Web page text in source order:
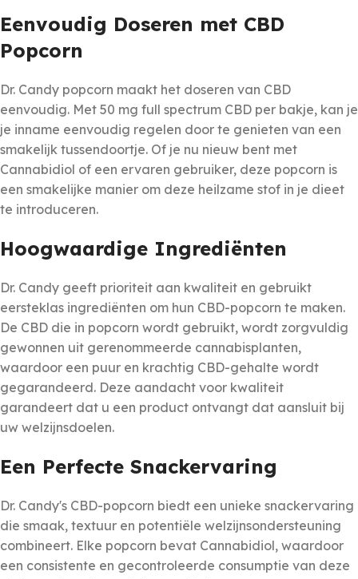
Eenvoudig Doseren met CBD
Popcorn
Dr. Candy popcorn maakt het doseren van CBD
eenvoudig. Met 50 mg full spectrum CBD per bakje, kan je
je inname eenvoudig regelen door te genieten van een
smakelijk tussendoortje. Of je nu nieuw bent met
Cannabidiol of een ervaren gebruiker, deze popcorn is
een smakelijke manier om deze heilzame stof in je dieet
te introduceren.
Hoogwaardige Ingrediënten
Dr. Candy geeft prioriteit aan kwaliteit en gebruikt
eersteklas ingrediënten om hun CBD-popcorn te maken.
De CBD die in popcorn wordt gebruikt, wordt zorgvuldig
gewonnen uit gerenommeerde cannabisplanten,
waardoor een puur en krachtig CBD-gehalte wordt
gegarandeerd. Deze aandacht voor kwaliteit
garandeert dat u een product ontvangt dat aansluit bij
uw welzijnsdoelen.
Een Perfecte Snackervaring
Dr. Candy's CBD-popcorn biedt een unieke snackervaring
die smaak, textuur en potentiële welzijnsondersteuning
combineert. Elke popcorn bevat Cannabidiol, waardoor
een consistente en gecontroleerde consumptie van deze